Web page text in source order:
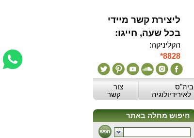
ליצירת קשר מיידי
:בכל שעה, חייגו
הקליניקה:
*8828
צור
קשר
ביה"ס
לאירידיולוגיה